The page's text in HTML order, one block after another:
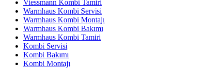
Viessmann Kombi Tamiri
Warmhaus Kombi Servisi
Warmhaus Kombi Montajı
Warmhaus Kombi Bakımı
Warmhaus Kombi Tamiri
Kombi Servisi
Kombi Bakımı
Kombi Montajı